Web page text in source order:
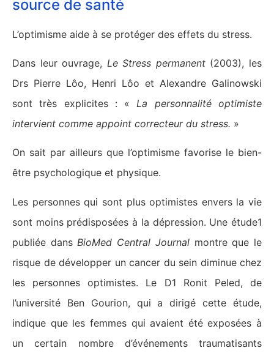
source de santé
L’optimisme aide à se protéger des effets du stress.
Dans leur ouvrage, Le Stress permanent(2003), les
Drs Pierre Lôo, Henri Lôo et Alexandre Galinowski
sont très explicites : «La personnalité optimiste
intervient comme appoint correcteur du stress. »
On sait par ailleurs que l’optimisme favorise le bien-
être psychologique et physique.
Les personnes qui sont plus optimistes envers la vie
sont moins prédisposées à la dépression. Une étude1
publiée dans BioMed Central Journalmontre que le
risque de développer un cancer du sein diminue chez
les personnes optimistes. Le D1 Ronit Peled, de
l’université Ben Gourion, qui a dirigé cette étude,
indique que les femmes qui avaient été exposées à
un certain nombre d’événements traumatisants